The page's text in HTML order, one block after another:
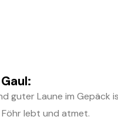
guter Laune im Gepäck
lebt und atmet.